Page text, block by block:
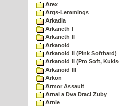
Arex
Args-Lemmings
Arkadia
Arkaneth I
Arkaneth II
Arkanoid
Arkanoid II (Pink Softhard)
Arkanoid II (Pro Soft,
Arkanoid III
Arkon
Armor Assault
Arnal a Dva Draci Zuby
Arnie